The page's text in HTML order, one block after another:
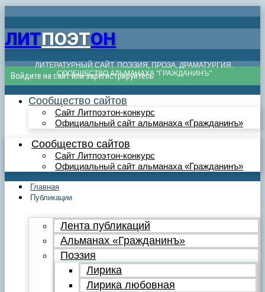
ЛИТПОЭТОН
ЛИТЕРАТУРНЫЙ САЙТ. ПОЭЗИЯ, ПРОЗА, ДРАМАТУРГИЯ.
СООБЩЕСТВО АЛЬМАНАХА "ГРАЖДАНИНЪ"
Войдите на сайт или зарегистрируйтесь
Сообщество сайтов
Сайт Литпоэтон-конкурс
Официальный сайт альманаха «Гражданинъ»
Сообщество сайтов
Сайт Литпоэтон-конкурс
Официальный сайт альманаха «Гражданинъ»
Главная
Публикации
Лента публикаций
Альманах «Гражданинъ»
Поэзия
Лирика
Лирика любовная